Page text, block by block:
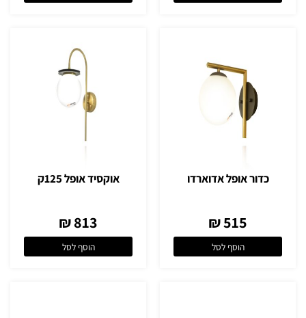
כדור אופל אדוארדו
515 ₪
הוסף לסל
אוקסיד אופל 125ק
813 ₪
הוסף לסל